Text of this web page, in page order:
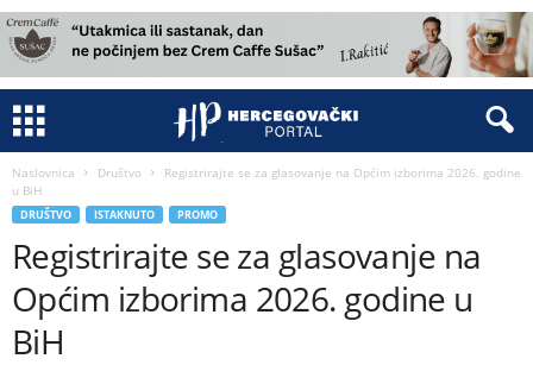
Naslovnica Društvo
Registrirajte se za glasovanje na Općim izborima 2026. godine
u BiH
DRUŠTVO ISTAKNUTO PROMO
Registrirajte se za glasovanje na
Općim izborima 2026. godine u
BiH